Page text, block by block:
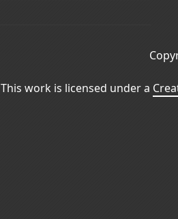
This work is licensed under a